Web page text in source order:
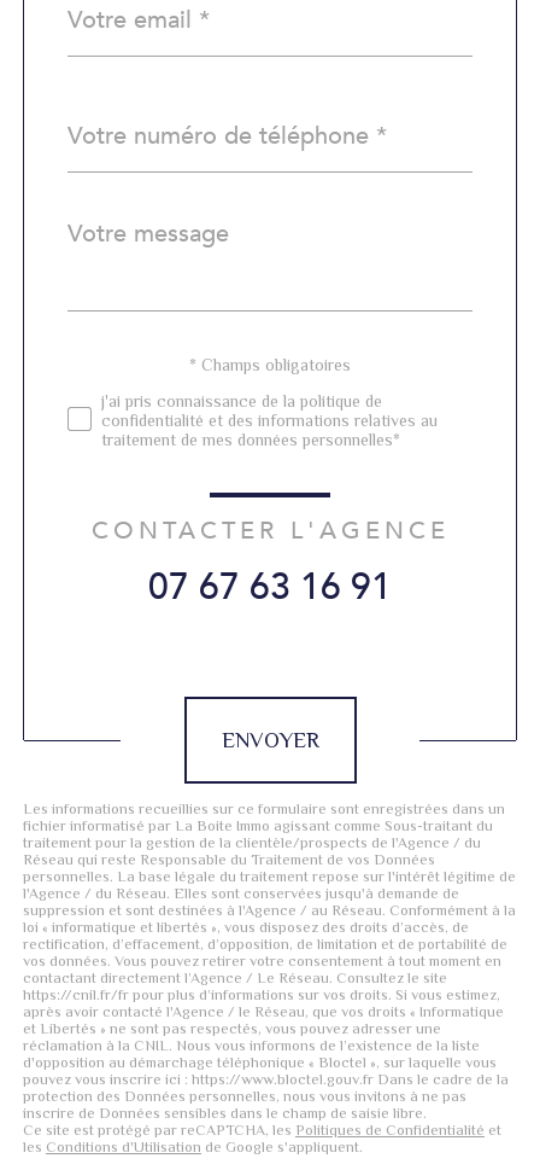
*
*
Fieldset
Message
Validation* Champs obligatoires
j'ai pris connaissance de la politique de
confidentialité et des informations relatives au
traitement de mes données personnelles*
CONTACTER L'AGENCE
07 67 63 16 91
ENVOYER
Les informations recueillies sur ce formulaire sont enregistrées dans un
fichier informatisé par La Boite Immo agissant comme Sous-traitant du
traitement pour la gestion de la clientèle/prospects de l'Agence / du
Réseau qui reste Responsable du Traitement de vos Données
personnelles. La base légale du traitement repose sur l'intérêt légitime de
l'Agence / du Réseau. Elles sont conservées jusqu'à demande de
suppression et sont destinées à l'Agence / au Réseau. Conformément à la
loi « informatique et libertés », vous disposez des droits d’accès, de
rectification, d’effacement, d’opposition, de limitation et de portabilité de
vos données. Vous pouvez retirer votre consentement à tout moment en
contactant directement l’Agence / Le Réseau. Consultez le site
https://cnil.fr/fr pour plus d’informations sur vos droits. Si vous estimez,
après avoir contacté l'Agence / le Réseau, que vos droits « Informatique
et Libertés » ne sont pas respectés, vous pouvez adresser une
réclamation à la CNIL. Nous vous informons de l’existence de la liste
d'opposition au démarchage téléphonique « Bloctel », sur laquelle vous
pouvez vous inscrire ici : https://www.bloctel.gouv.fr Dans le cadre de la
protection des Données personnelles, nous vous invitons à ne pas
inscrire de Données sensibles dans le champ de saisie libre.
Ce site est protégé par reCAPTCHA, les Politiques de Confidentialité et
les Conditions d'Utilisation de Google s'appliquent.